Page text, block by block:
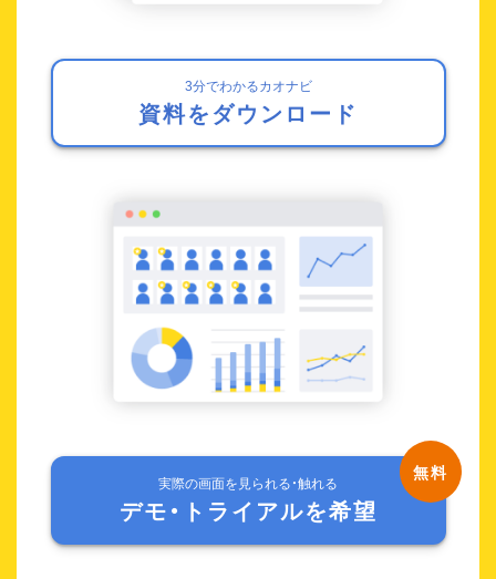
3分でわかるカオナビ
資料をダウンロード
実際の画面を見られる・触れる
デモ・トライアルを希望